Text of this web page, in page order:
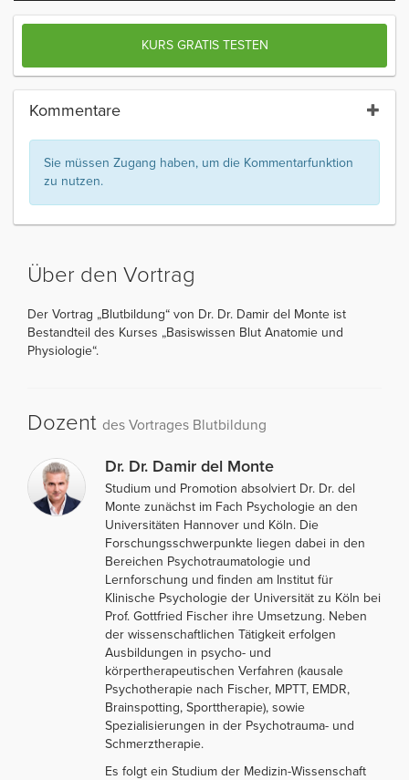
KURS GRATIS TESTEN
Kommentare
Sie müssen Zugang haben, um die Kommentarfunktion
zu nutzen.
Über den Vortrag
Der Vortrag „Blutbildung“ von Dr. Dr. Damir del Monte ist
Bestandteil des Kurses „Basiswissen Blut Anatomie und
Physiologie“.
Dozent des Vortrages Blutbildung
Dr. Dr. Damir del Monte
Studium und Promotion absolviert Dr. Dr. del
Monte zunächst im Fach Psychologie an den
Universitäten Hannover und Köln. Die
Forschungsschwerpunkte liegen dabei in den
Bereichen Psychotraumatologie und
Lernforschung und finden am Institut für
Klinische Psychologie der Universität zu Köln bei
Prof. Gottfried Fischer ihre Umsetzung. Neben
der wissenschaftlichen Tätigkeit erfolgen
Ausbildungen in psycho- und
körpertherapeutischen Verfahren (kausale
Psychotherapie nach Fischer, MPTT, EMDR,
Brainspotting, Sporttherapie), sowie
Spezialisierungen in der Psychotrauma- und
Schmerztherapie.
Es folgt ein Studium der Medizin-Wissenschaft